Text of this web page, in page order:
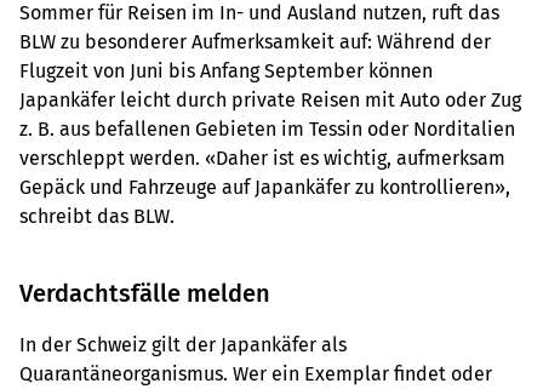
Sommer für Reisen im In- und Ausland nutzen, ruft das
BLW zu besonderer Aufmerksamkeit auf: Während der
Flugzeit von Juni bis Anfang September können
Japankäfer leicht durch private Reisen mit Auto oder Zug
z. B. aus befallenen Gebieten im Tessin oder Norditalien
verschleppt werden. «Daher ist es wichtig, aufmerksam
Gepäck und Fahrzeuge auf Japankäfer zu kontrollieren»,
schreibt das BLW.
Verdachtsfälle melden
In der Schweiz gilt der Japankäfer als
Quarantäneorganismus. Wer ein Exemplar findet oder